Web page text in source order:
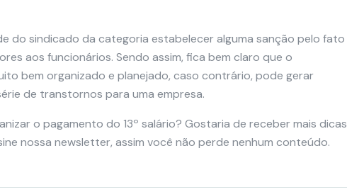
do sindicado da categoria estabelecer alguma sanção pelo fato
aos funcionários. Sendo assim, fica bem claro que o
bem organizado e planejado, caso contrário, pode gerar
de transtornos para uma empresa.
o pagamento do 13º salário? Gostaria de receber mais dicas
nossa newsletter, assim você não perde nenhum conteúdo.